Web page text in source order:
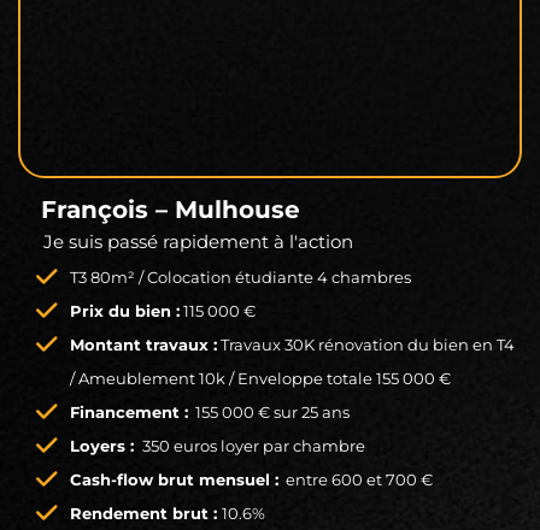
François – Mulhouse
Je suis passé rapidement à l'action
T3 80m² / Colocation étudiante 4 chambres
Prix du bien :115 000 €
Montant travaux :Travaux 30K rénovation du bien en T4
/ Ameublement 10k / Enveloppe totale 155 000 €
Financement : 155 000 € sur 25 ans
Loyers : 350 euros loyer par chambre
Cash-flow brut mensuel : entre 600 et 700 €
Rendement brut : 10.6%